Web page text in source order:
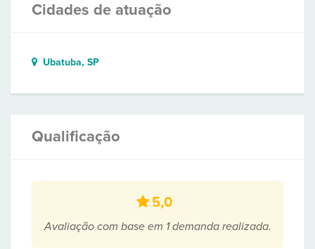
Cidades de atuação
Ubatuba, SP
Qualificação
5,0
Avaliação com base em 1 demanda realizada.